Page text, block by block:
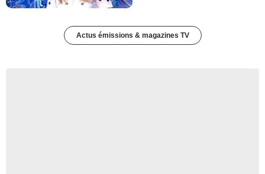
Actus émissions & magazines TV